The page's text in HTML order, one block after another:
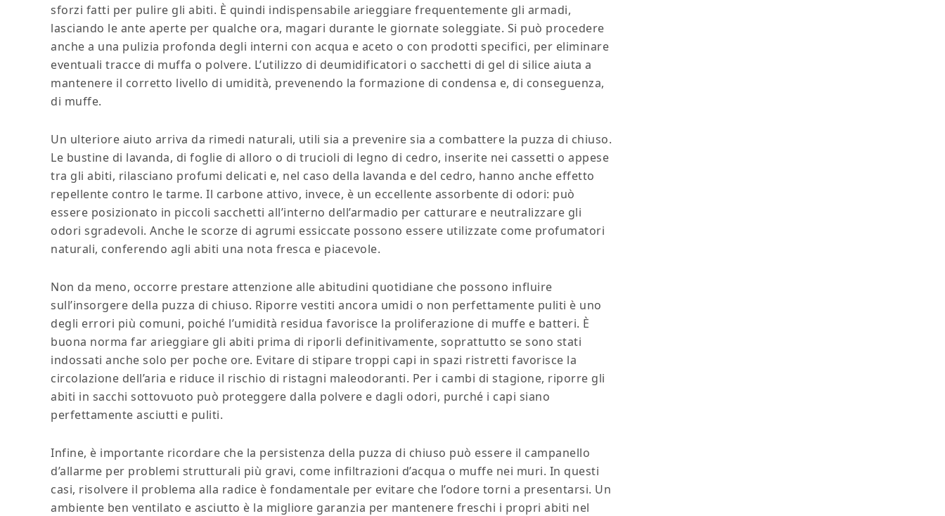
sforzi fatti per pulire gli abiti. È quindi indispensabile arieggiare frequentemente gli armadi,
lasciando le ante aperte per qualche ora, magari durante le giornate soleggiate. Si può procedere
anche a una pulizia profonda degli interni con acqua e aceto o con prodotti specifici, per eliminare
eventuali tracce di muffa o polvere. L’utilizzo di deumidificatori o sacchetti di gel di silice aiuta a
mantenere il corretto livello di umidità, prevenendo la formazione di condensa e, di conseguenza,
di muffe.
Un ulteriore aiuto arriva da rimedi naturali, utili sia a prevenire sia a combattere la puzza di chiuso.
Le bustine di lavanda, di foglie di alloro o di trucioli di legno di cedro, inserite nei cassetti o appese
tra gli abiti, rilasciano profumi delicati e, nel caso della lavanda e del cedro, hanno anche effetto
repellente contro le tarme. Il carbone attivo, invece, è un eccellente assorbente di odori: può
essere posizionato in piccoli sacchetti all’interno dell’armadio per catturare e neutralizzare gli
odori sgradevoli. Anche le scorze di agrumi essiccate possono essere utilizzate come profumatori
naturali, conferendo agli abiti una nota fresca e piacevole.
Non da meno, occorre prestare attenzione alle abitudini quotidiane che possono influire
sull’insorgere della puzza di chiuso. Riporre vestiti ancora umidi o non perfettamente puliti è uno
degli errori più comuni, poiché l’umidità residua favorisce la proliferazione di muffe e batteri. È
buona norma far arieggiare gli abiti prima di riporli definitivamente, soprattutto se sono stati
indossati anche solo per poche ore. Evitare di stipare troppi capi in spazi ristretti favorisce la
circolazione dell’aria e riduce il rischio di ristagni maleodoranti. Per i cambi di stagione, riporre gli
abiti in sacchi sottovuoto può proteggere dalla polvere e dagli odori, purché i capi siano
perfettamente asciutti e puliti.
Infine, è importante ricordare che la persistenza della puzza di chiuso può essere il campanello
d’allarme per problemi strutturali più gravi, come infiltrazioni d’acqua o muffe nei muri. In questi
casi, risolvere il problema alla radice è fondamentale per evitare che l’odore torni a presentarsi. Un
ambiente ben ventilato e asciutto è la migliore garanzia per mantenere freschi i propri abiti nel